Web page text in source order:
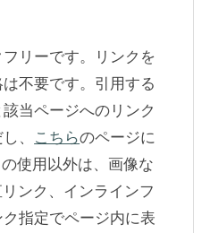
リーです。リンクを
不要です。引用する
当ページへのリンク
、 こちらのページに
使用以外は、画像な
ンク、インラインフ
指定でページ内に表